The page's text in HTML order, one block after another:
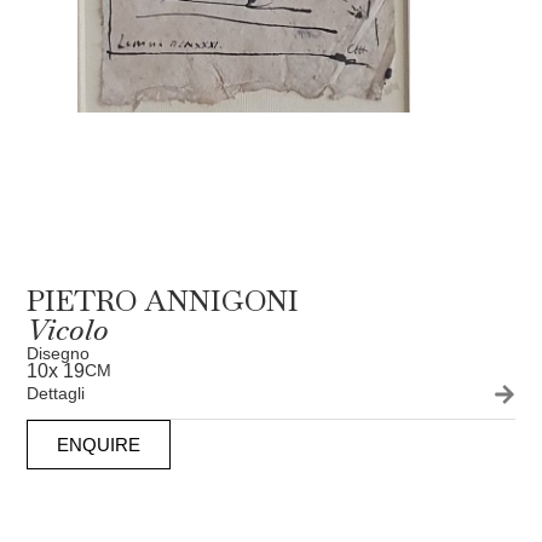
PIETRO ANNIGONI
Vicolo
Disegno
10x 19CM
Dettagli
ENQUIRE